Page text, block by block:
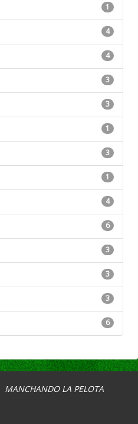
1
4
4
3
3
1
3
1
4
6
3
3
3
6
MANCHANDO LA PELOTA